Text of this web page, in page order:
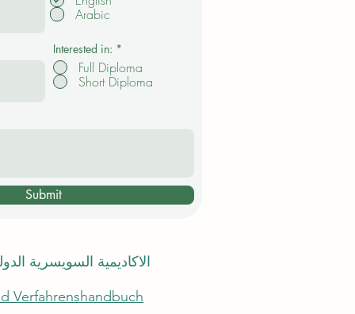
l
Arabic
Interested in: *
Full Diploma
Short Diploma
Submit
الاكاديمية السويسرية
Verfahrenshandbuch